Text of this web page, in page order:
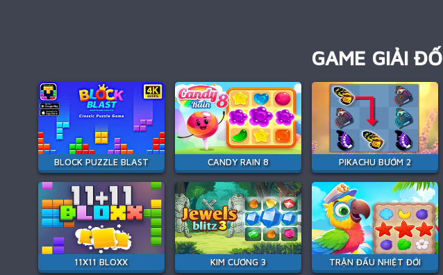
GAME GIẢI ĐỐ
BLOCK PUZZLE BLAST CANDY RAIN 8 PIKACHU BƯỚM 2
11X11 BLOXX KIM CƯƠNG 3 TRẬN ĐẤU NHIỆT ĐỚI